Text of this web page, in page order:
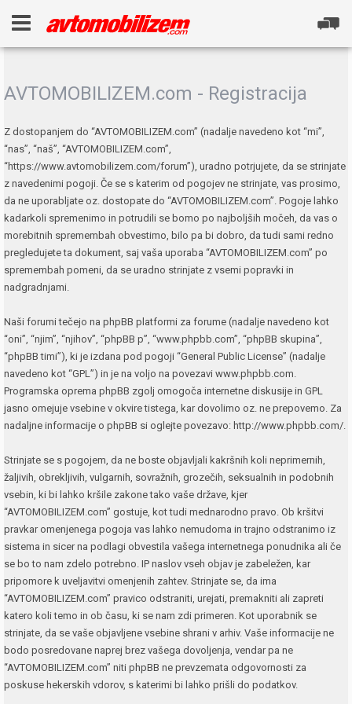
AVTOMOBILIZEM.com - Registracija
Z dostopanjem do “AVTOMOBILIZEM.com” (nadalje navedeno kot “mi”,
“nas”, “naš”, “AVTOMOBILIZEM.com”,
“https://www.avtomobilizem.com/forum”), uradno potrjujete, da se strinjate
z navedenimi pogoji. Če se s katerim od pogojev ne strinjate, vas prosimo,
da ne uporabljate oz. dostopate do “AVTOMOBILIZEM.com”. Pogoje lahko
kadarkoli spremenimo in potrudili se bomo po najboljših močeh, da vas o
morebitnih spremembah obvestimo, bilo pa bi dobro, da tudi sami redno
pregledujete ta dokument, saj vaša uporaba “AVTOMOBILIZEM.com” po
spremembah pomeni, da se uradno strinjate z vsemi popravki in
nadgradnjami.
Naši forumi tečejo na phpBB platformi za forume (nadalje navedeno kot
“oni”, “njim”, “njihov”, “phpBB p”, “www.phpbb.com”, “phpBB skupina”,
“phpBB timi”), ki je izdana pod pogoji “General Public License” (nadalje
navedeno kot “GPL”) in je na voljo na povezavi www.phpbb.com.
Programska oprema phpBB zgolj omogoča internetne diskusije in GPL
jasno omejuje vsebine v okvire tistega, kar dovolimo oz. ne prepovemo. Za
nadaljne informacije o phpBB si oglejte povezavo: http://www.phpbb.com/.
Strinjate se s pogojem, da ne boste objavljali kakršnih koli neprimernih,
žaljivih, obrekljivih, vulgarnih, sovražnih, grozečih, seksualnih in podobnih
vsebin, ki bi lahko kršile zakone tako vaše države, kjer
“AVTOMOBILIZEM.com” gostuje, kot tudi mednarodno pravo. Ob kršitvi
pravkar omenjenega pogoja vas lahko nemudoma in trajno odstranimo iz
sistema in sicer na podlagi obvestila vašega internetnega ponudnika ali če
se bo to nam zdelo potrebno. IP naslov vseh objav je zabeležen, kar
pripomore k uveljavitvi omenjenih zahtev. Strinjate se, da ima
“AVTOMOBILIZEM.com” pravico odstraniti, urejati, premakniti ali zapreti
katero koli temo in ob času, ki se nam zdi primeren. Kot uporabnik se
strinjate, da se vaše objavljene vsebine shrani v arhiv. Vaše informacije ne
bodo posredovane naprej brez vašega dovoljenja, vendar pa ne
“AVTOMOBILIZEM.com” niti phpBB ne prevzemata odgovornosti za
poskuse hekerskih vdorov, s katerimi bi lahko prišli do podatkov.